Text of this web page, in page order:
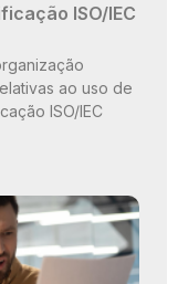
ISO/IEC
ao uso de
ISO/IEC